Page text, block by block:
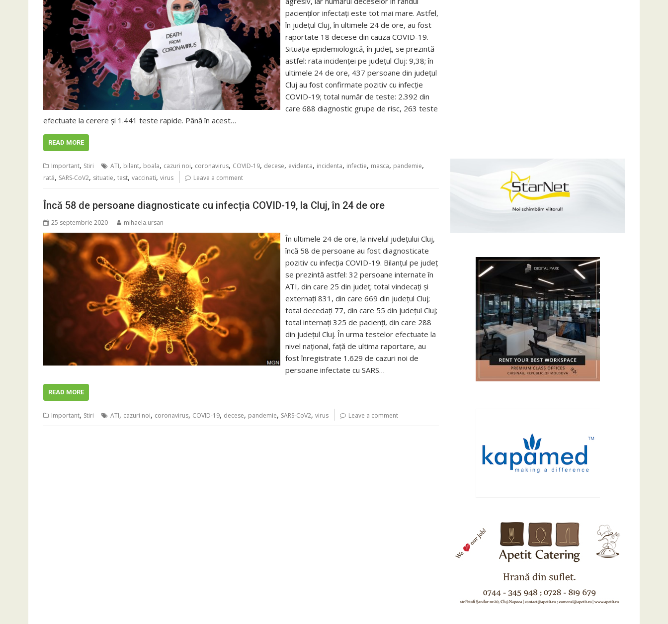
pacienților infectați este tot mai mare. Astfel,
în județul Cluj, în ultimele 24 de ore, au fost
raportate 18 decese din cauza COVID-19.
Situația epidemiologică, în județ, se prezintă
astfel: rata incidenței pe județul Cluj: 9,38; în
ultimele 24 de ore, 437 persoane din județul
Cluj au fost confirmate pozitiv cu infecție
COVID-19; total număr de teste: 2.392 din
care 688 diagnostic grupe de risc, 263 teste
efectuate la cerere și 1.441 teste rapide. Până în acest…
READ MORE
Important, Stiri ATI, bilant, boala, cazuri noi, coronavirus, COVID-19, decese, evidenta, incidenta, infectie, masca, pandemie,
rată, SARS-CoV2, situatie, test, vaccinati, virus Leave a comment
Încă 58 de persoane diagnosticate cu infecția COVID-19, la Cluj, în 24 de ore
25 septembrie 2020 mihaela.ursan
În ultimele 24 de ore, la nivelul județului Cluj,
încă 58 de persoane au fost diagnosticate
pozitiv cu infecția COVID-19. Bilanțul pe județ
se prezintă astfel: 32 persoane internate în
ATI, din care 25 din județ; total vindecați și
externați 831, din care 669 din județul Cluj;
total decedați 77, din care 55 din județul Cluj;
total internați 325 de pacienți, din care 288
din județul Cluj. În urma testelor efectuate la
nivel național, față de ultima raportare, au
fost înregistrate 1.629 de cazuri noi de
persoane infectate cu SARS…
READ MORE
Important, Stiri ATI, cazuri noi, coronavirus, COVID-19, decese, pandemie, SARS-CoV2, virus Leave a comment